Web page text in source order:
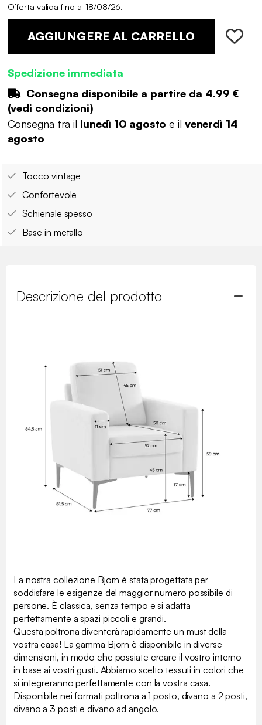
Offerta valida fino al 18/08/26.
AGGIUNGERE AL CARRELLO
Spedizione immediata
Consegna disponibile a partire da 4.99 €
(vedi condizioni)
Consegna tra il lunedì 10 agosto e il venerdì 14
agosto
Tocco vintage
Confortevole
Schienale spesso
Base in metallo
Descrizione del prodotto
La nostra collezione Bjorn è stata progettata per
soddisfare le esigenze del maggior numero possibile di
persone. È classica, senza tempo e si adatta
perfettamente a spazi piccoli e grandi.
Questa poltrona diventerà rapidamente un must della
vostra casa! La gamma Bjorn è disponibile in diverse
dimensioni, in modo che possiate creare il vostro interno
in base ai vostri gusti. Abbiamo scelto tessuti in colori che
si integreranno perfettamente con la vostra casa.
Disponibile nei formati poltrona a 1 posto, divano a 2 posti,
divano a 3 posti e divano ad angolo.